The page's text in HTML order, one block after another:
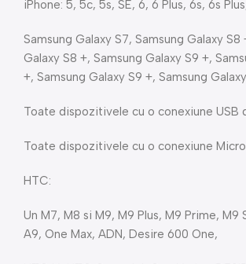
iPhone: 5, 5c, 5s, SE, 6, 6 Plus, 6s, 6s
Samsung Galaxy S7, Samsung Galaxy S8
Galaxy S8 +, Samsung Galaxy S9 +,
+, Samsung Galaxy S9 +, Samsung
Toate dispozitivele cu o conexiune USB
Toate dispozitivele cu o conexiune Micro
HTC:
Un M7, M8 si M9, M9 Plus, M9 Prime, M9
A9, One Max, ADN, Desire 600 One,